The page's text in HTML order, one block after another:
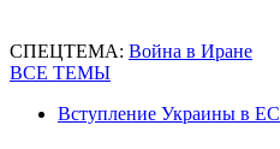
СПЕЦТЕМА: Война в Иране
ВСЕ ТЕМЫ
Вступление Украины в ЕС